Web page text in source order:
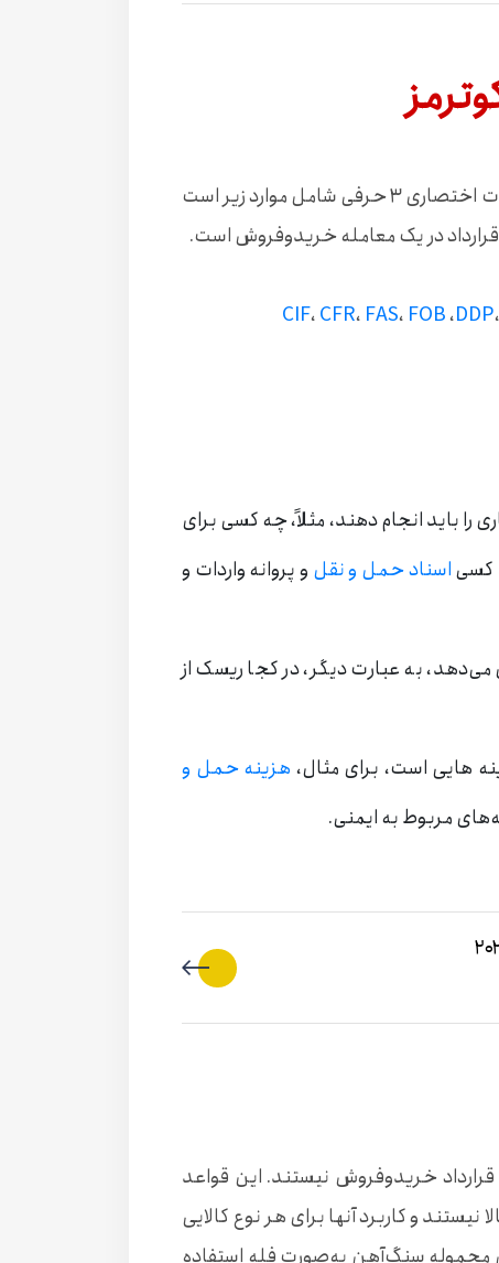
قواعد اینکوترمز شامل مجموعه ۱۱ تایی از اصطلاحات اختصاری ۳ حرفی شامل موارد زیر است
در یک معامله خریدوفروش است.
CIF،CFR، FAS، FOB،DDP،
را باید انجام دهند، مثلاً، چه کسی برای
کسیاسناد حمل و نقل و پروانه واردات و
به عبارت دیگر، در کجا ریسک از
هایی است، برای مثال، هزینه حمل و
مربوط به ایمنی.
خریدوفروش نیستند. این قواعد
و کاربرد آنها برای هر نوع کالایی
محموله سنگ‌آهن به‌صورت فله استفاده